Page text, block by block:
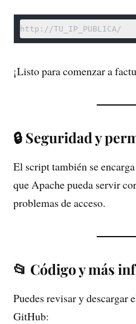
http://TU_IP_PUBLICA/
¡Listo para comenzar a
🔒 Seguridad y
El script también se
que Apache pueda servir
problemas de acceso.
📂 Código y más
Puedes revisar y descargar
GitHub: